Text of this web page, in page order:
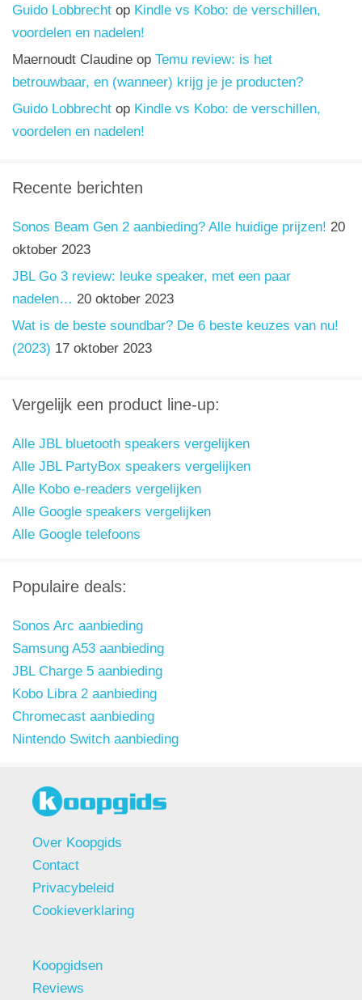
Guido Lobbrecht op Kindle vs Kobo: de verschillen,
voordelen en nadelen!
Maernoudt Claudine op Temu review: is het
betrouwbaar, en (wanneer) krijg je je producten?
Guido Lobbrecht op Kindle vs Kobo: de verschillen,
voordelen en nadelen!
Recente berichten
Sonos Beam Gen 2 aanbieding? Alle huidige prijzen! 20
oktober 2023
JBL Go 3 review: leuke speaker, met een paar
nadelen… 20 oktober 2023
Wat is de beste soundbar? De 6 beste keuzes van nu!
(2023) 17 oktober 2023
Vergelijk een product line-up:
Alle JBL bluetooth speakers vergelijken
Alle JBL PartyBox speakers vergelijken
Alle Kobo e-readers vergelijken
Alle Google speakers vergelijken
Alle Google telefoons
Populaire deals:
Sonos Arc aanbieding
Samsung A53 aanbieding
JBL Charge 5 aanbieding
Kobo Libra 2 aanbieding
Chromecast aanbieding
Nintendo Switch aanbieding
Over Koopgids
Contact
Privacybeleid
Cookieverklaring
Koopgidsen
Reviews